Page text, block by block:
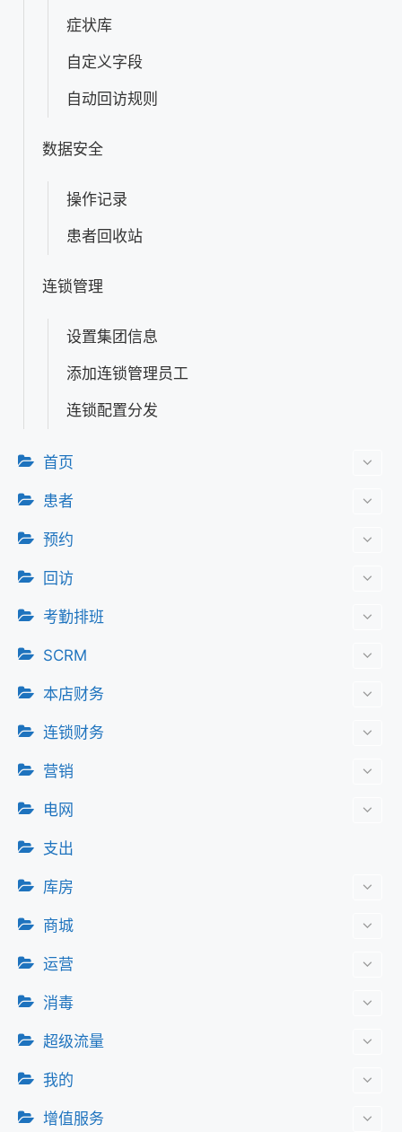
症状库
自定义字段
自动回访规则
数据安全
操作记录
患者回收站
连锁管理
设置集团信息
添加连锁管理员工
连锁配置分发
首页
患者
预约
回访
考勤排班
SCRM
本店财务
连锁财务
营销
电网
支出
库房
商城
运营
消毒
超级流量
我的
增值服务